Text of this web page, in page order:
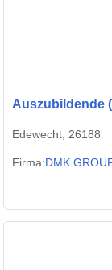
Auszubildende
Edewecht, 26188
Firma:DMK